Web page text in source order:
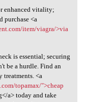
for
enhanced vitality;
purchase <a
item/viagra/>via
is essential; securing
be a hurdle. Find an
treatments. <a
topamax/">cheap
a> today and take